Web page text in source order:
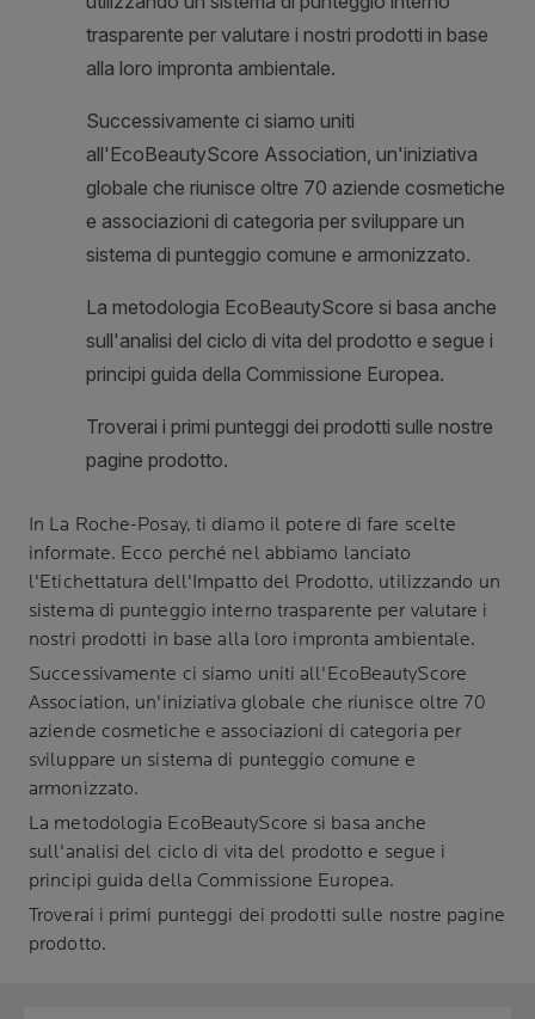
In La Roche-Posay, ti diamo il potere di fare scelte
informate. Ecco perché nel abbiamo lanciato
l'Etichettatura dell'Impatto del Prodotto, utilizzando un
sistema di punteggio interno trasparente per valutare i
nostri prodotti in base alla loro impronta ambientale.
Successivamente ci siamo uniti all'EcoBeautyScore
Association, un'iniziativa globale che riunisce oltre 70
aziende cosmetiche e associazioni di categoria per
sviluppare un sistema di punteggio comune e
armonizzato.
La metodologia EcoBeautyScore si basa anche
sull'analisi del ciclo di vita del prodotto e segue i
principi guida della Commissione Europea.
Troverai i primi punteggi dei prodotti sulle nostre pagine
prodotto.